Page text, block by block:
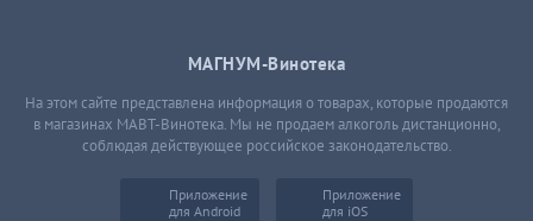
МАГНУМ-Винотека
На этом сайте представлена информация о товарах, которые продаются
в магазинах МАВТ-Винотека. Мы не продаем алкоголь дистанционно,
соблюдая действующее российское законодательство.
Приложение
для Android
Приложение
для iOS